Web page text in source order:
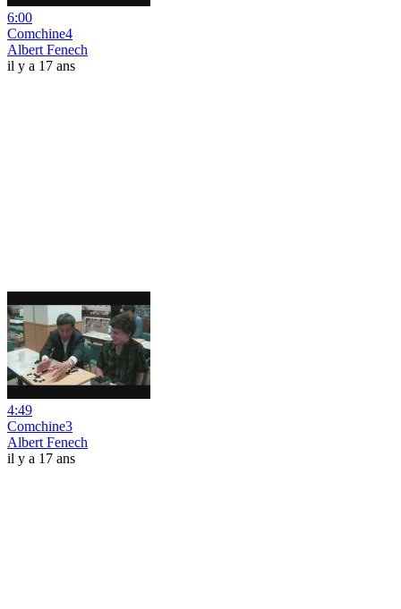
6:00
Comchine4
Albert Fenech
il y a 17 ans
4:49
Comchine3
Albert Fenech
il y a 17 ans